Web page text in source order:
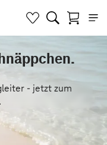
- jetzt zum